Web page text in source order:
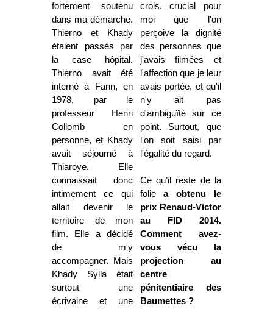
fortement soutenu
dans ma démarche.
Thierno et Khady
étaient passés par
la case hôpital.
Thierno avait été
interné à Fann, en
1978, par le
professeur Henri
Collomb en
personne, et Khady
avait séjourné à
Thiaroye. Elle
connaissait donc
intimement ce qui
allait devenir le
territoire de mon
film. Elle a décidé
de m'y
accompagner. Mais
Khady Sylla était
surtout une
écrivaine et une
crois, crucial pour
moi que l'on
perçoive la dignité
des personnes que
j'avais filmées et
l'affection que je leur
avais portée, et qu'il
n'y ait pas
d'ambiguïté sur ce
point. Surtout, que
l'on soit saisi par
l'égalité du regard.
Ce qu’il reste de la
foliea obtenu le
prix Renaud-Victor
au FID 2014.
Comment avez-
vous vécu la
projection au
centre
pénitentiaire des
Baumettes ?